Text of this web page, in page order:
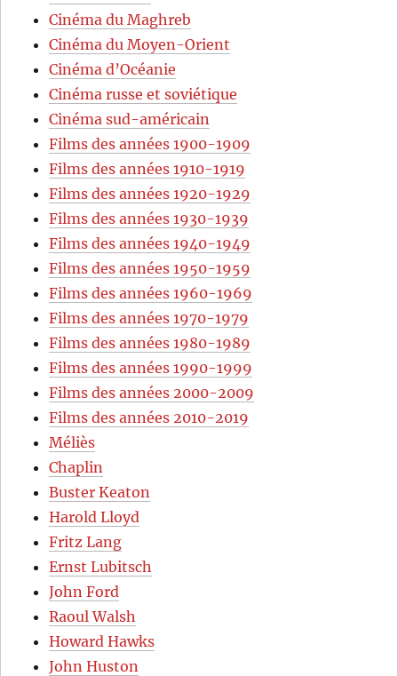
Cinéma du Maghreb
Cinéma du Moyen-Orient
Cinéma d’Océanie
Cinéma russe et soviétique
Cinéma sud-américain
Films des années 1900-1909
Films des années 1910-1919
Films des années 1920-1929
Films des années 1930-1939
Films des années 1940-1949
Films des années 1950-1959
Films des années 1960-1969
Films des années 1970-1979
Films des années 1980-1989
Films des années 1990-1999
Films des années 2000-2009
Films des années 2010-2019
Méliès
Chaplin
Buster Keaton
Harold Lloyd
Fritz Lang
Ernst Lubitsch
John Ford
Raoul Walsh
Howard Hawks
John Huston